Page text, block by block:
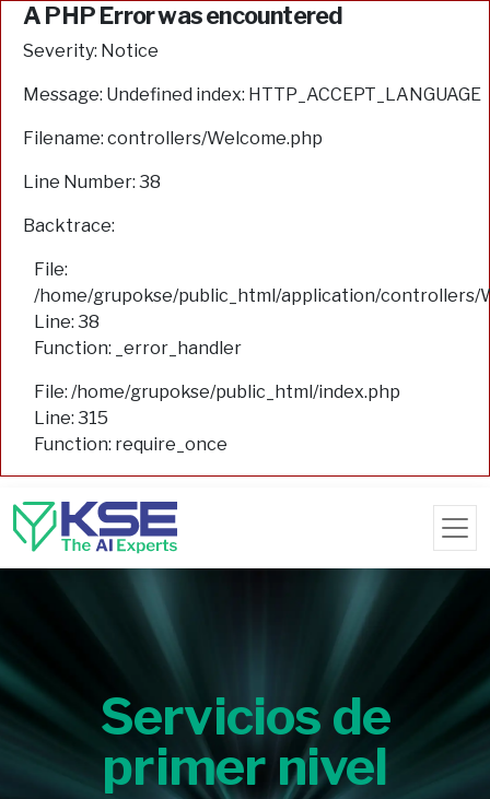
A PHP Error was encountered
Severity: Notice
Message: Undefined index: HTTP_ACCEPT_LANGUAGE
Filename: controllers/Welcome.php
Line Number: 38
Backtrace:
File:
/home/grupokse/public_html/application/controllers/
Line: 38
Function: _error_handler
File: /home/grupokse/public_html/index.php
Line: 315
Function: require_once
Servicios de
primer nivel